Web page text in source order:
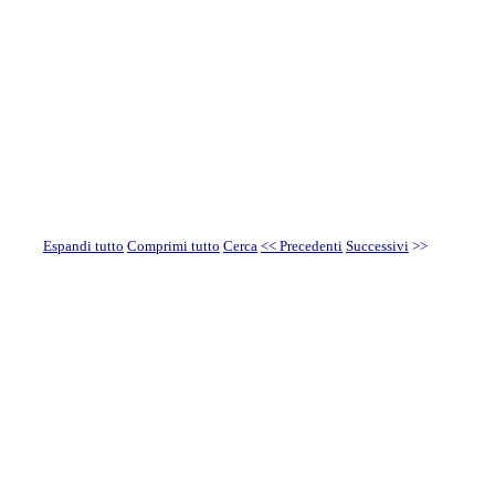
Espandi tutto Comprimi tutto Cerca << Precedenti Successivi >>